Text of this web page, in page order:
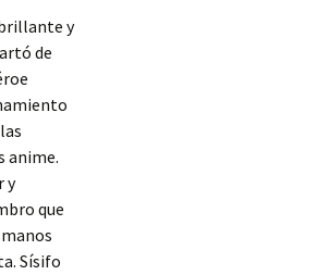
y
de
anime.
y
que
Sísifo